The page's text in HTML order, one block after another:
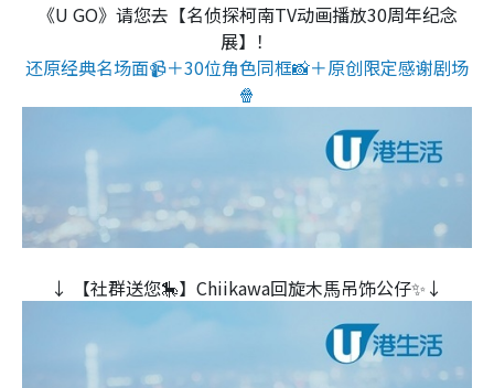
《U GO》请您去【名侦探柯南TV动画播放30周年纪念
展】！
还原经典名场面📹＋30位角色同框📸＋原创限定感谢剧场
🍿
↓ 【社群送您🎠】Chiikawa回旋木⾺吊饰公仔✨↓